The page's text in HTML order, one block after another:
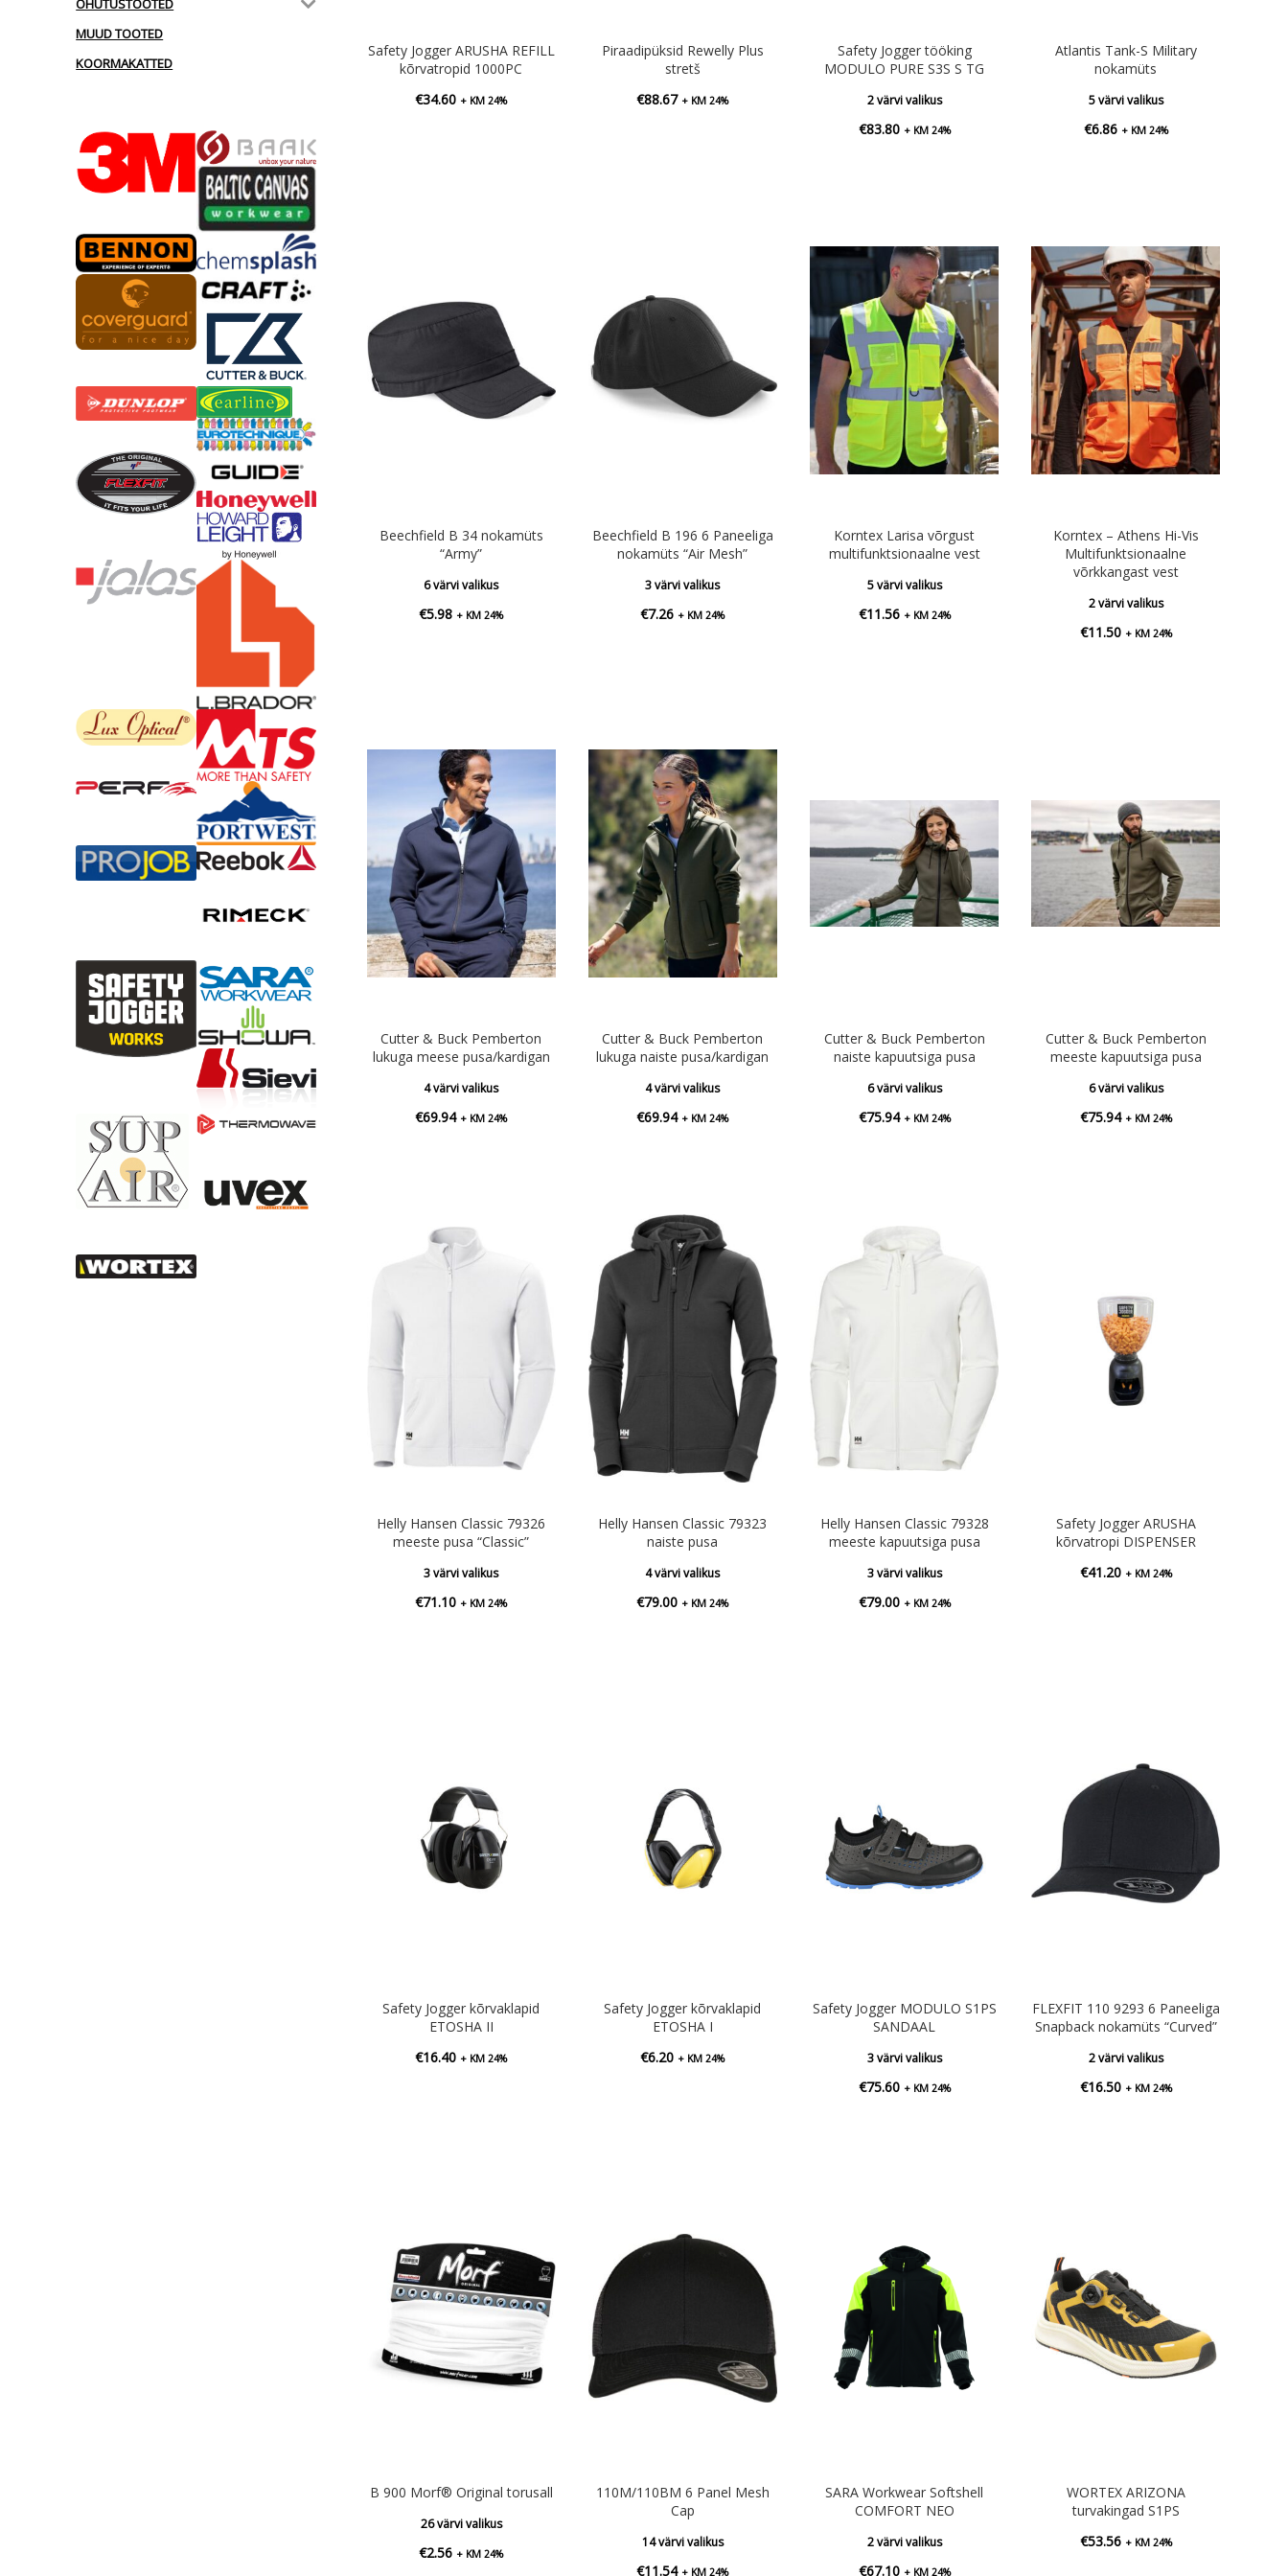
Safety Jogger ARUSHA REFILL
kõrvatropid 1000PC
€34.60 + KM 24%
Piraadipüksid Rewelly Plus
stretš
€88.67 + KM 24%
Safety Jogger tööking
MODULO PURE S3S S TG
2 värvi valikus
€83.80 + KM 24%
Atlantis Tank-S Military
nokamüts
5 värvi valikus
€6.86 + KM 24%
Beechfield B 34 nokamüts
“Army”
6 värvi valikus
€5.98 + KM 24%
Beechfield B 196 6 Paneeliga
nokamüts “Air Mesh”
3 värvi valikus
€7.26 + KM 24%
Korntex Larisa võrgust
multifunktsionaalne vest
5 värvi valikus
€11.56 + KM 24%
Korntex – Athens Hi-Vis
Multifunktsionaalne
võrkkangast vest
2 värvi valikus
€11.50 + KM 24%
Cutter & Buck Pemberton
lukuga meese pusa/kardigan
4 värvi valikus
€69.94 + KM 24%
Cutter & Buck Pemberton
lukuga naiste pusa/kardigan
4 värvi valikus
€69.94 + KM 24%
Cutter & Buck Pemberton
naiste kapuutsiga pusa
6 värvi valikus
€75.94 + KM 24%
Cutter & Buck Pemberton
meeste kapuutsiga pusa
6 värvi valikus
€75.94 + KM 24%
Helly Hansen Classic 79326
meeste pusa “Classic”
3 värvi valikus
€71.10 + KM 24%
Helly Hansen Classic 79323
naiste pusa
4 värvi valikus
€79.00 + KM 24%
Helly Hansen Classic 79328
meeste kapuutsiga pusa
3 värvi valikus
€79.00 + KM 24%
Safety Jogger ARUSHA
kõrvatropi DISPENSER
€41.20 + KM 24%
Safety Jogger kõrvaklapid
ETOSHA II
€16.40 + KM 24%
Safety Jogger kõrvaklapid
ETOSHA I
€6.20 + KM 24%
Safety Jogger MODULO S1PS
SANDAAL
3 värvi valikus
€75.60 + KM 24%
FLEXFIT 110 9293 6 Paneeliga
Snapback nokamüts “Curved”
2 värvi valikus
€16.50 + KM 24%
B 900 Morf® Original torusall
26 värvi valikus
€2.56 + KM 24%
110M/110BM 6 Panel Mesh
Cap
14 värvi valikus
€11.54 + KM 24%
SARA Workwear Softshell
COMFORT NEO
2 värvi valikus
€67.10 + KM 24%
WORTEX ARIZONA
turvakingad S1PS
€53.56 + KM 24%
OHUTUSTOOTED
MUUD TOOTED
KOORMAKATTED